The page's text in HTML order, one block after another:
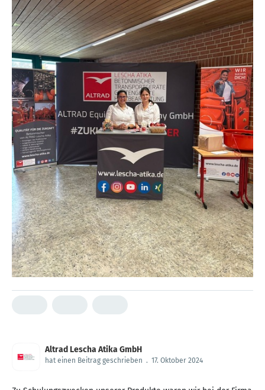
Altrad Lescha Atika GmbH
hat einen Beitrag geschrieben . 17. Oktober 2024